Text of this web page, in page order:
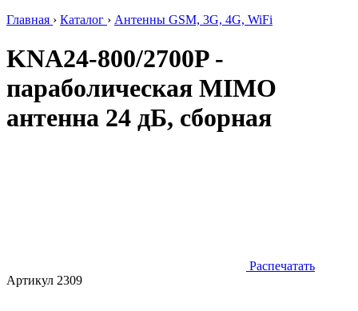
Главная › Каталог › Антенны GSM, 3G, 4G, WiFi
KNA24-800/2700P -
параболическая MIMO
антенна 24 дБ, сборная
Распечатать
Артикул 2309